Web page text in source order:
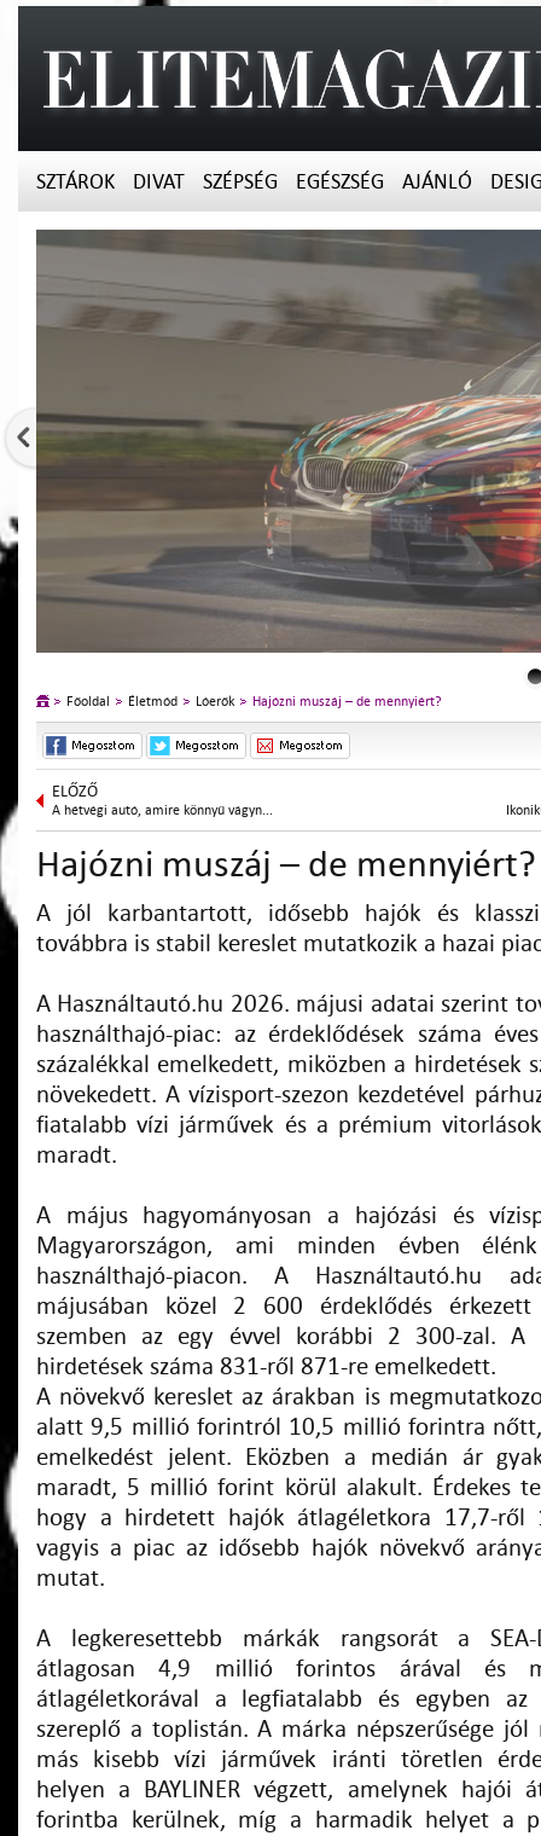
SZTÁROK DIVAT SZÉPSÉG EGÉSZSÉG AJÁNLÓ
Főoldal Életmód Lóerők Hajózni muszáj – de mennyiért?
ELŐZŐ
A hétvégi autó, amire könnyű vágyn...
Hajózni muszáj – de mennyiért?
A jól karbantartott, idősebb hajók és
továbbra is stabil kereslet mutatkozik a hazai
A Használtautó.hu 2026. májusi adatai szerint
használthajó-piac: az érdeklődések száma
százalékkal emelkedett, miközben a hirdetések
növekedett. A vízisport-szezon kezdetével
fiatalabb vízi járművek és a prémium
maradt.
A május hagyományosan a hajózási és
Magyarországon, ami minden évben
használthajó-piacon. A Használtautó.hu
májusában közel 2 600 érdeklődés érkezett
szemben az egy évvel korábbi 2 300-zal.
hirdetések száma 831-ről 871-re emelkedett.
A növekvő kereslet az árakban is
alatt 9,5 millió forintról 10,5 millió forintra nőtt,
emelkedést jelent. Eközben a medián ár
maradt, 5 millió forint körül alakult. Érdekes
hogy a hirdetett hajók átlagéletkora 17,7-ről
vagyis a piac az idősebb hajók növekvő
mutat.
A legkeresettebb márkák rangsorát a
átlagosan 4,9 millió forintos árával és
átlagéletkorával a legfiatalabb és egyben az
szereplő a toplistán. A márka népszerűsége
más kisebb vízi járművek iránti töretlen
helyen a BAYLINER végzett, amelynek hajói
forintba kerülnek, míg a harmadik helyet a